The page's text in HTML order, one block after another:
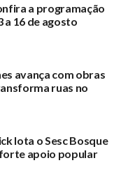
a programação
a 16 de agosto
avança com obras
ruas no
lota o Sesc Bosque
apoio popular